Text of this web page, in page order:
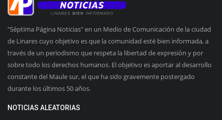
"Séptima Página Noticias" en un Medio de Comunicación de la ciudad
de Linares cuyo objetivo es que la comunidad esté bien informada, a
través de un periodismo que respeta la libertad de expresión y por
sobre todo los derechos humanos. El objetivo es aportar al desarrollo
constante del Maule sur, el que ha sido gravemente postergado
durante los últimos 50 años.
NOTICIAS ALEATORIAS